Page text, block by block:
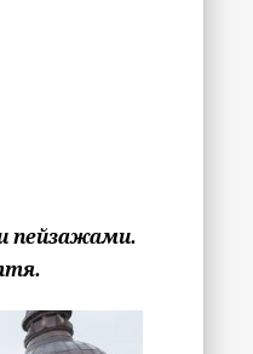
пейзажами.